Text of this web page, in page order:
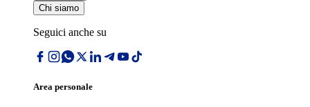
Chi siamo
Seguici anche su
Area personale